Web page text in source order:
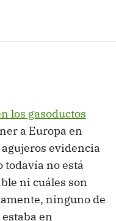
los gasoductos
a Europa en
evidencia
todavía no está
ni cuáles son
ninguno de
en